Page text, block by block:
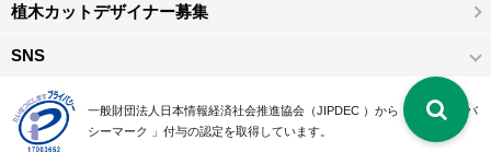
植木カットデザイナー募集
SNS
一般財団法人日本情報経済社会推進協会（JIPDEC ）から 、「 プライバ
シーマーク 」付与の認定を取得しています。